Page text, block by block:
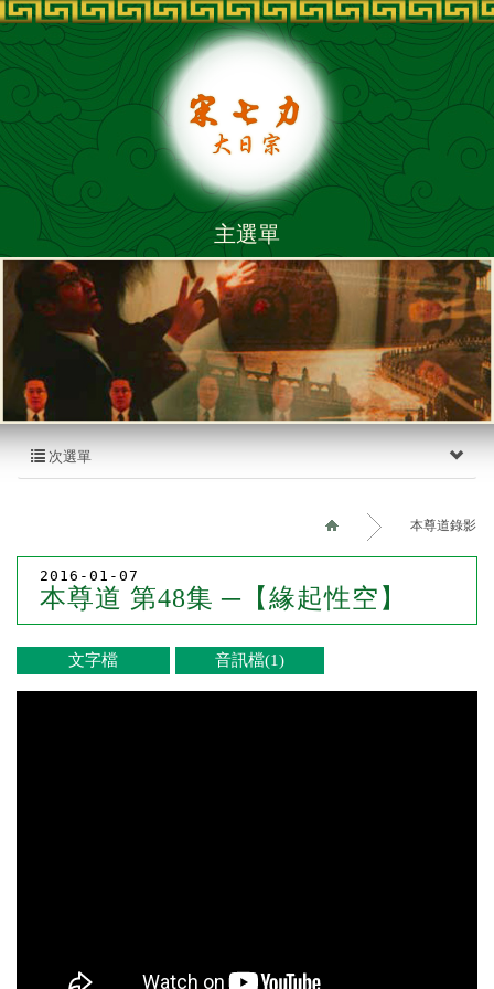
主選單
次選單
本尊道錄影
2016-01-07
本尊道 第48集 ─【緣起性空】
文字檔 音訊檔(1)